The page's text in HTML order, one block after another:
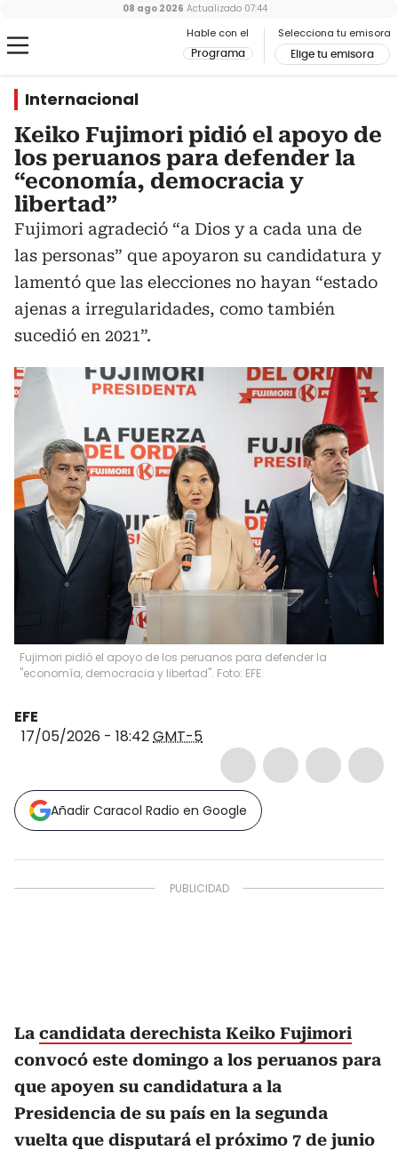
Hable con el
Programa
Selecciona tu emisora
Elige tu emisora
08 ago 2026 Actualizado 07:44
Internacional
Keiko Fujimori pidió el apoyo de
los peruanos para defender la
“economía, democracia y
libertad”
Fujimori agradeció “a Dios y a cada una de
las personas” que apoyaron su candidatura y
lamentó que las elecciones no hayan “estado
ajenas a irregularidades, como también
sucedió en 2021”.
Fujimori pidió el apoyo de los peruanos para defender la
"economía, democracia y libertad". Foto: EFE.
EFE
17/05/2026 - 18:42GMT-5
Añadir Caracol Radio en Google
La candidata derechista Keiko Fujimori
convocó este domingo a los peruanos para
que apoyen su candidatura a la
Presidencia de su país en la segunda
vuelta que disputará el próximo 7 de junio